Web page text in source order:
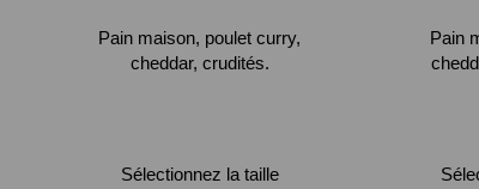
Pain maison, poulet curry,
cheddar, crudités.
Sélectionnez la taille
Pain